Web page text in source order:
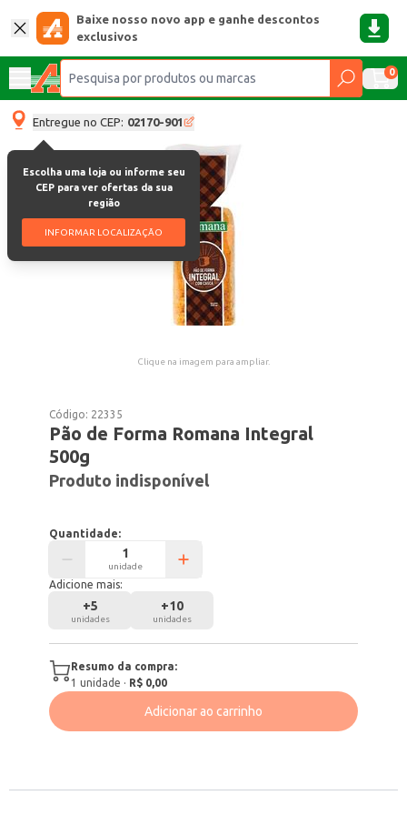
Baixe nosso novo app e ganhe descontos
exclusivos
0
Entregue no CEP: 02170-901
Escolha uma loja ou informe seu
CEP para ver ofertas da sua
região
INFORMAR LOCALIZAÇÃO
Clique na imagem para ampliar.
Código: 22335
Pão de Forma Romana Integral
500g
Produto indisponível
Quantidade:
unidade
Adicione mais:
+5
unidades
+10
unidades
Resumo da compra:
1 unidade · R$ 0,00
Adicionar ao carrinho